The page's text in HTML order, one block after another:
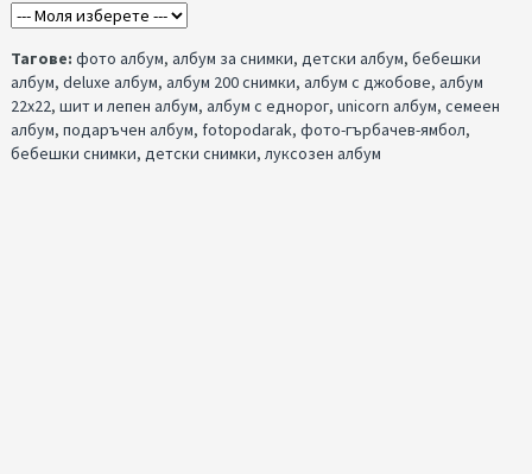
Тагове: фото албум, албум за снимки, детски албум, бебешки
албум, deluxe албум, албум 200 снимки, албум с джобове, албум
22х22, шит и лепен албум, албум с еднорог, unicorn албум, семеен
албум, подаръчен албум, fotopodarak, фото-гърбачев-ямбол,
бебешки снимки, детски снимки, луксозен албум